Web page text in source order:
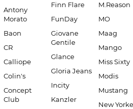
Antony
Morato
Baon
CR
Calliope
Colin's
Concept
Club
Finn Flare
FunDay
Giovane
Gentile
Glance
Gloria Jeans
Incity
Kanzler
M.Reason
MO
Maag
Mango
Miss Sixty
Modis
Mustang
New